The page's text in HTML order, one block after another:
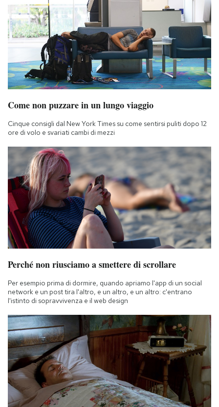
CALENDARIO
AREA PERSONALE
Area Personale
Notifiche mobile
Hai bisogno di aiuto?
Come non puzzare in un lungo viaggio
Cinque consigli dal New York Times su come sentirsi puliti dopo 12
ore di volo e svariati cambi di mezzi
Perché non riusciamo a smettere di scrollare
Per esempio prima di dormire, quando apriamo l'app di un social
network e un post tira l'altro, e un altro, e un altro: c'entrano
l'istinto di sopravvivenza e il web design